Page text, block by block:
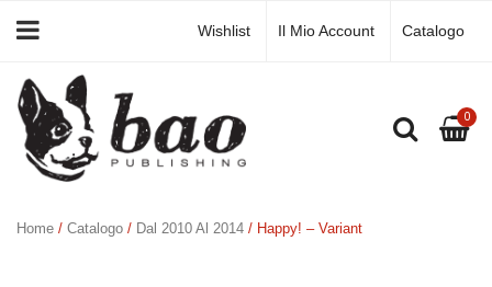
Wishlist Il Mio Account Catalogo
0
Home / Catalogo / Dal 2010 Al 2014 / Happy! – Variant